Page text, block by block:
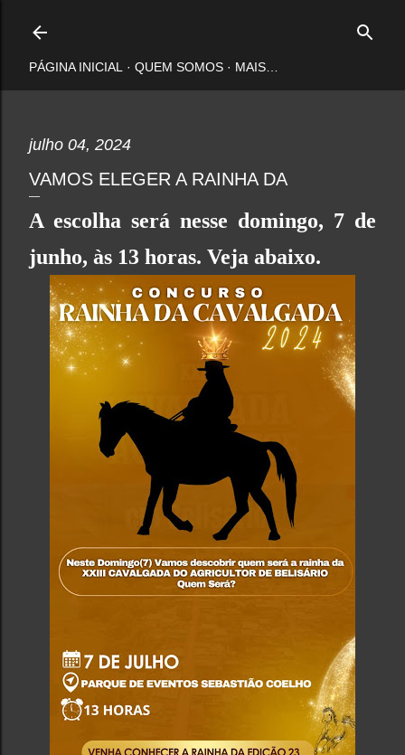
PÁGINA INICIAL QUEM SOMOS MAIS…
julho 04, 2024
VAMOS ELEGER A RAINHA DA
A escolha será nesse domingo, 7 de
junho, às 13 horas. Veja abaixo.